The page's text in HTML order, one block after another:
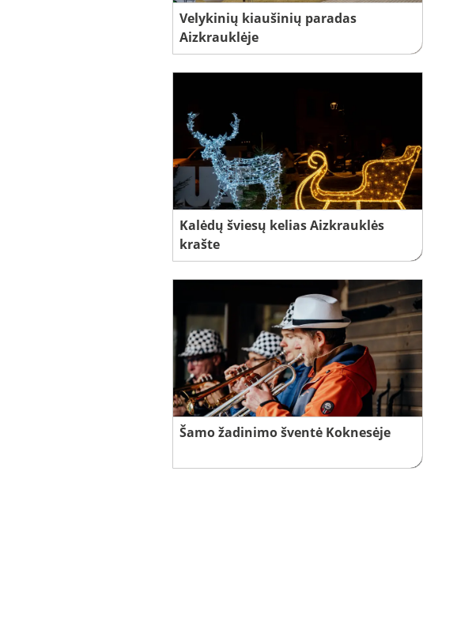
Velykinių kiaušinių paradas
Aizkrauklėje
Kalėdų šviesų kelias Aizkrauklės
krašte
Šamo žadinimo šventė Koknesėje